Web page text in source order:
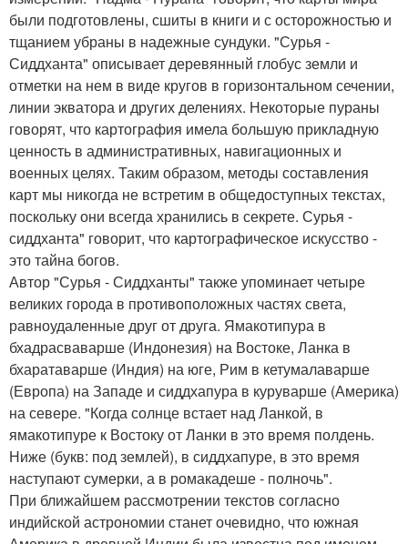
были подготовлены, сшиты в книги и с осторожностью и
тщанием убраны в надежные сундуки. "Сурья -
Сиддханта" описывает деревянный глобус земли и
отметки на нем в виде кругов в горизонтальном сечении,
линии экватора и других делениях. Некоторые пураны
говорят, что картография имела большую прикладную
ценность в административных, навигационных и
военных целях. Таким образом, методы составления
карт мы никогда не встретим в общедоступных текстах,
поскольку они всегда хранились в секрете. Сурья -
сиддханта" говорит, что картографическое искусство -
это тайна богов.
Автор "Сурья - Сиддханты" также упоминает четыре
великих города в противоположных частях света,
равноудаленные друг от друга. Ямакотипура в
бхадрасваварше (Индонезия) на Востоке, Ланка в
бхаратаварше (Индия) на юге, Рим в кетумалаварше
(Европа) на Западе и сиддхапура в куруварше (Америка)
на севере. "Когда солнце встает над Ланкой, в
ямакотипуре к Востоку от Ланки в это время полдень.
Ниже (букв: под землей), в сиддхапуре, в это время
наступают сумерки, а в ромакадеше - полночь".
При ближайшем рассмотрении текстов согласно
индийской астрономии станет очевидно, что южная